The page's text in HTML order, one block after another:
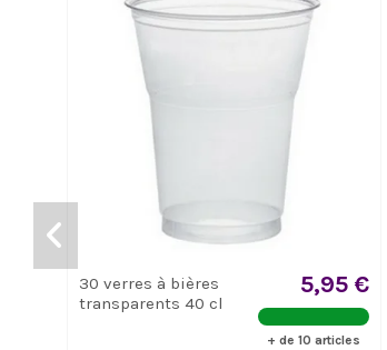
30 verres à bières
transparents 40 cl
5,95 €
+ de 10 articles